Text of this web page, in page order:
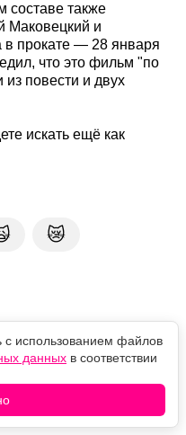
составе также
Маковецкий и
прокате — 28 января
что это фильм "по
повести и двух
искать ещё как
😿
с использованием файлов
данных в соответствии